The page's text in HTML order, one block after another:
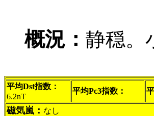
概況： 静穏。
平均Dst指数：
6.2nT
平均Pc3指数：
磁気嵐： なし